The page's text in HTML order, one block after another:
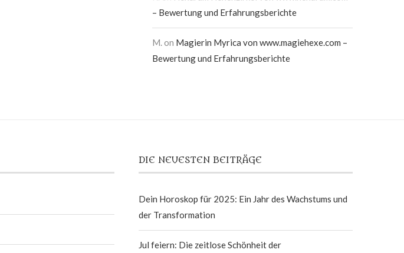
– Bewertung und Erfahrungsberichte
M.on Magierin Myrica von www.magiehexe.com –
Bewertung und Erfahrungsberichte
DIE NEUESTEN BEITRÄGE
Dein Horoskop für 2025: Ein Jahr des Wachstums und
der Transformation
Jul feiern: Die zeitlose Schönheit der